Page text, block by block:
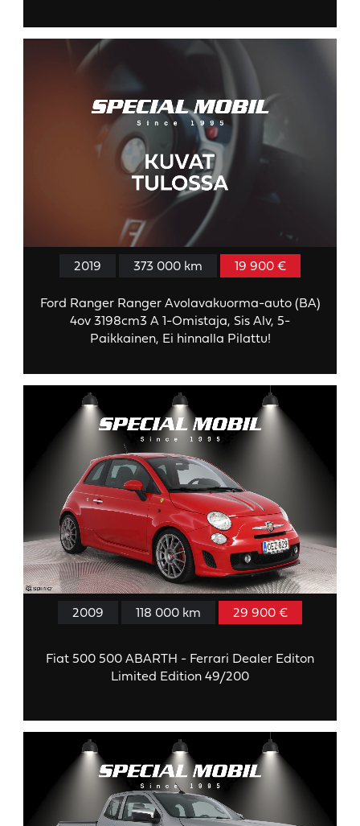
2019 373 000 km 19 900 €
Ford Ranger Ranger Avolavakuorma-auto (BA)
4ov 3198cm3 A 1-Omistaja, Sis Alv, 5-
Paikkainen, Ei hinnalla Pilattu!
2009 118 000 km 29 900 €
Fiat 500 500 ABARTH - Ferrari Dealer Editon
Limited Edition 49/200